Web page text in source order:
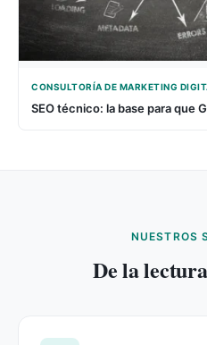
CONSULTORÍA DE MARKETING
SEO técnico: la base para que
NUESTROS
De la